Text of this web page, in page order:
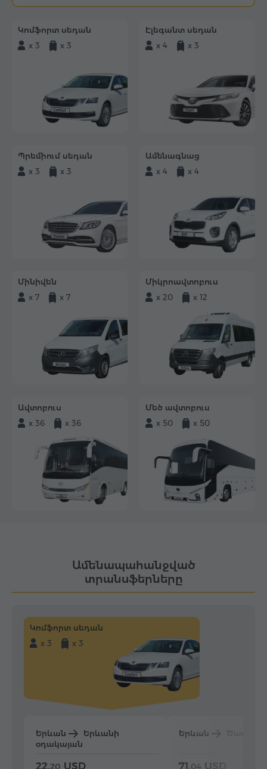
Կոմֆորտ սեդան
x 3
x 3
Էլեգանտ սեդան
x 4
x 3
Պրեմիում սեդան
x 3
x 3
Ամենագնաց
x 4
x 4
Մինիվեն
x 7
x 7
Միկրոավտոբուս
x 20
x 12
Ավտոբուս
x 36
x 36
Մեծ ավտոբուս
x 50
x 50
Ամենապահանջված
տրանսֆերները
Կոմֆորտ սեդան
x 3
x 3
Երևան
Երևանի
օդակայան
22.20 USD
Երևան
71.04 USD